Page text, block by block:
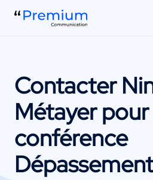
Contacter
Métayerpour
conférence